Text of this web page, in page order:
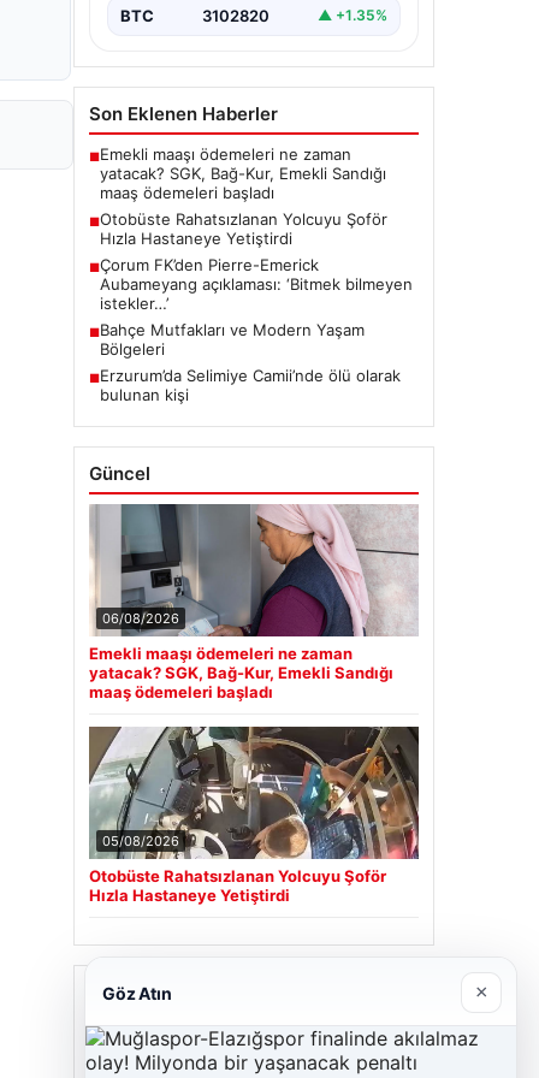
BTC 3102820 ▲ +1.35%
Son Eklenen Haberler
■Emekli maaşı ödemeleri ne zaman
yatacak? SGK, Bağ-Kur, Emekli Sandığı
maaş ödemeleri başladı
■Otobüste Rahatsızlanan Yolcuyu Şoför
Hızla Hastaneye Yetiştirdi
■Çorum FK’den Pierre-Emerick
Aubameyang açıklaması: ‘Bitmek bilmeyen
istekler…’
■Bahçe Mutfakları ve Modern Yaşam
Bölgeleri
■Erzurum’da Selimiye Camii’nde ölü olarak
bulunan kişi
Güncel
06/08/2026
Emekli maaşı ödemeleri ne zaman
yatacak? SGK, Bağ-Kur, Emekli Sandığı
maaş ödemeleri başladı
05/08/2026
Otobüste Rahatsızlanan Yolcuyu Şoför
Hızla Hastaneye Yetiştirdi
Son Eklenen Firmalar
Hastaş Beton
Göz Atın ×